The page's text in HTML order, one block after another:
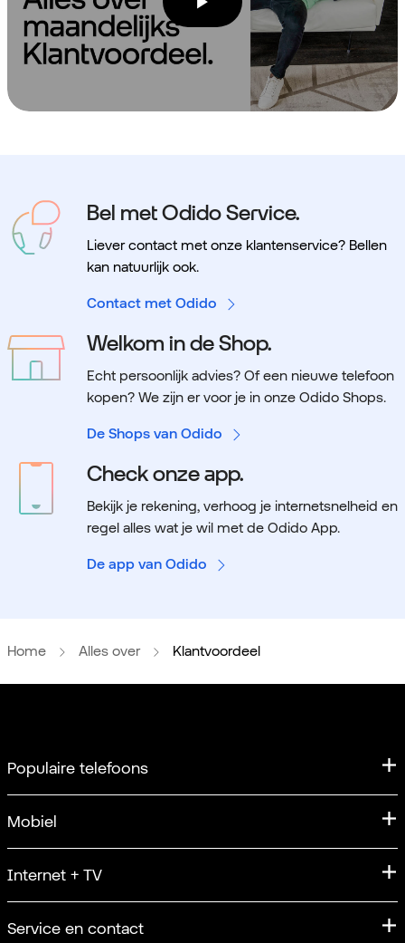
Bel met Odido Service.
Liever contact met onze klantenservice? Bellen
kan natuurlijk ook.
Contact met Odido
Welkom in de Shop.
Echt persoonlijk advies? Of een nieuwe telefoon
kopen? We zijn er voor je in onze Odido Shops.
De Shops van Odido
Check onze app.
Bekijk je rekening, verhoog je internetsnelheid en
regel alles wat je wil met de Odido App.
De app van Odido
Home Alles over Klantvoordeel
Populaire telefoons
Apple iPhone 17 Pro
Mobiel
Unlimited
Internet + TV
Service en contact